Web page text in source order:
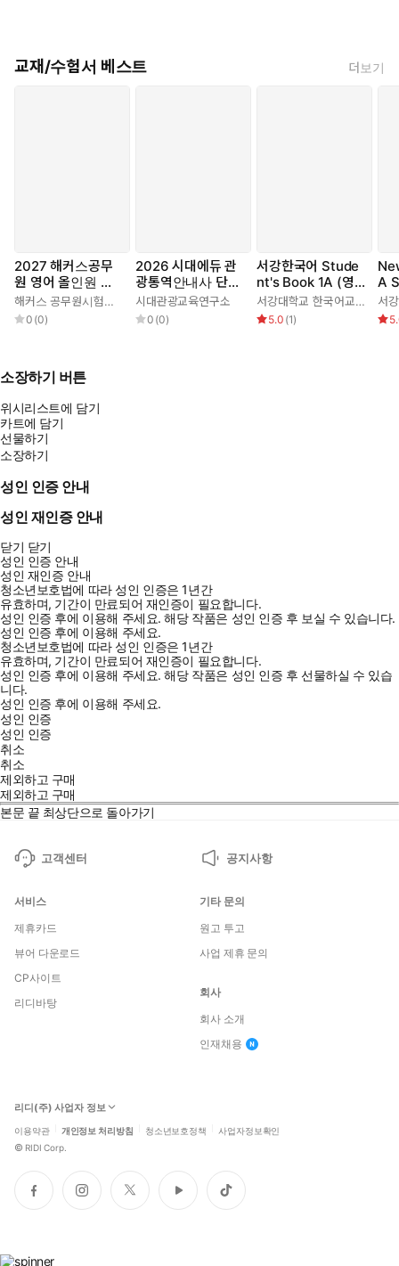
교재/수험서 베스트 더보기
2027 해커스공무
원 영어 올인원 기
본서
해커스 공무원시험연구소
0 (0)
2026 시대에듀 관
광통역안내사 단기
완성
시대관광교육연구소
0 (0)
서강한국어 Stude
nt's Book 1A (영
어판) 3rd edition서강대학교 한국어교육원
5.0 (1)
A
(영
소장하기 버튼
위시리스트에 담기
카트에 담기
선물하기
소장하기
성인 인증 안내
성인 재인증 안내
닫기 닫기
성인 인증 안내
성인 재인증 안내
청소년보호법에 따라 성인 인증은 1년간
유효하며, 기간이 만료되어 재인증이 필요합니다.
성인 인증 후에 이용해 주세요.해당 작품은 성인 인증 후 보실 수 있습니다.
성인 인증 후에 이용해 주세요.
청소년보호법에 따라 성인 인증은 1년간
유효하며, 기간이 만료되어 재인증이 필요합니다.
성인 인증 후에 이용해 주세요.해당 작품은 성인 인증 후 선물하실 수 있습
니다.
성인 인증 후에 이용해 주세요.
성인 인증
성인 인증
취소
취소
제외하고 구매
제외하고 구매
본문 끝 최상단으로 돌아가기
고객센터 공지사항
서비스
제휴카드
뷰어 다운로드
CP사이트
리디바탕
기타 문의
원고 투고
사업 제휴 문의
회사
회사 소개
인재채용
리디(주) 사업자 정보
이용약관 개인정보 처리방침 청소년보호정책 사업자정보확인
© RIDI Corp.
페
이
인
스
트
위
유
튜
틱
톡